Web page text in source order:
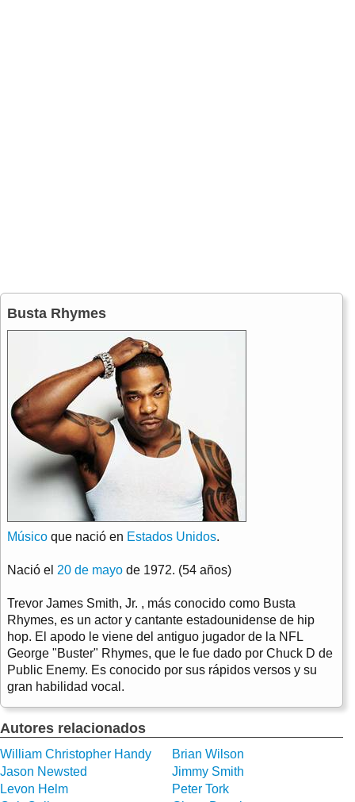
Busta Rhymes
Músico que nació en Estados Unidos.
Nació el 20 de mayo de 1972. (54 años)
Trevor James Smith, Jr. , más conocido como Busta
Rhymes, es un actor y cantante estadounidense de hip
hop. El apodo le viene del antiguo jugador de la NFL
George "Buster" Rhymes, que le fue dado por Chuck D de
Public Enemy. Es conocido por sus rápidos versos y su
gran habilidad vocal.
Autores relacionados
William Christopher Handy
Brian Wilson
Jason Newsted
Jimmy Smith
Levon Helm
Peter Tork